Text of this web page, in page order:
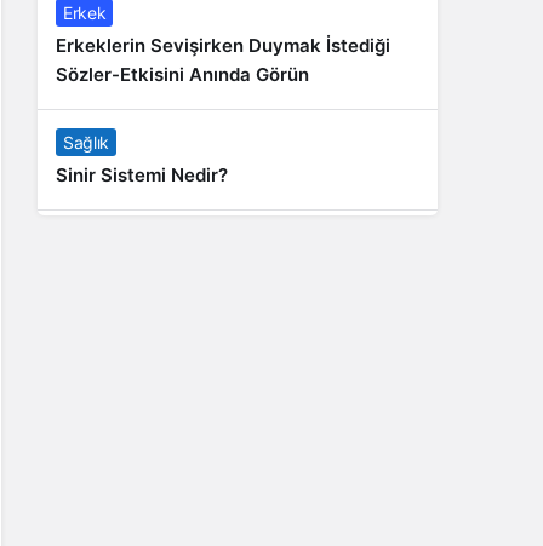
Erkek
Erkeklerin Sevişirken Duymak İstediği
Sözler-Etkisini Anında Görün
Sağlık
Sinir Sistemi Nedir?